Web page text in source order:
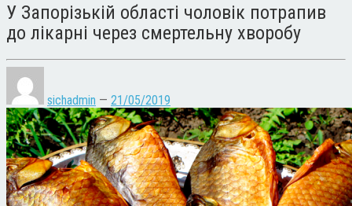
У Запорізькій області чоловік потрапив
до лікарні через смертельну хворобу
sichadmin — 21/05/2019